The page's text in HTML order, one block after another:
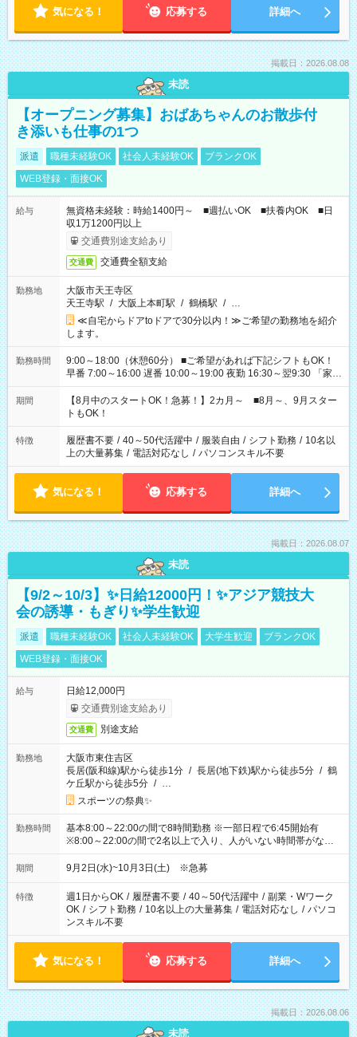
気になる！ 応募する 詳細へ
掲載日：2026.08.08
未読
【オープニング募集】おばあちゃんのお散歩付
き添いも仕事の1つ
派遣 職種未経験OK 社会人未経験OK
ブランクOK
WEB登録・面接OK
給与
無資格未経験：時給1400円～ ■週払いOK ■扶養内OK ■日
収1万1200円以上
交通費別途支給あり
交通費 交通費全額支給
勤務地
大阪市天王寺区
天王寺駅 / 大阪上本町駅 / 鶴橋駅 / …
≪自宅からドアtoドアで30分以内！≫ご希望の勤務地を紹介
します。
勤務時間
9:00～18:00（休憩60分） ■ご希望があれば下記シフトもOK！
早番 7:00～16:00 遅番 10:00～19:00 夜勤 16:30～翌9:30 「家族
と休みを合わせたい」 「余裕を持って夕飯の準備がしたい」
「できれば残業はしたくない」 など、ご希望を教えてください
ね。 ※Wワーク希望の方へ 今ご覧のお仕事で希望する勤務時間
と、もう1つのお仕事の勤務時間。 合計で週40時間を超える場
合は応募できません。
期間
【8月中のスタートOK！急募！】2カ月～ ■8月～、9月スター
トもOK！
特徴 履歴書不要 / 40～50代活躍中 / 服装自由 / シフト勤務 / 10名以
上の大量募集 / 電話対応なし / パソコンスキル不要
気になる！ 応募する 詳細へ
掲載日：2026.08.07
未読
【9/2～10/3】✨日給12000円！✨アジア競技大
会の誘導・もぎり✨学生歓迎
派遣 職種未経験OK 社会人未経験OK 大学生歓迎
ブランクOK
WEB登録・面接OK
給与
日給12,000円
交通費別途支給あり
交通費 別途支給
勤務地
大阪市東住吉区
長居(阪和線)駅から徒歩1分 / 長居(地下鉄)駅から徒歩5分 / 鶴
ケ丘駅から徒歩5分 / …
スポーツの祭典✨
勤務時間
基本8:00～22:00の間で8時間勤務 ※一部日程で6:45開始有
※8:00～22:00の間で2名以上で入り、人がいない時間帯がない
ように相方と時間を分け合うイメージです
期間 9月2日(水)~10月3日(土) ※急募
特徴 週1日からOK / 履歴書不要 / 40～50代活躍中 / 副業・Wワーク
OK / シフト勤務 / 10名以上の大量募集 / 電話対応なし / パソコ
ンスキル不要
気になる！ 応募する 詳細へ
掲載日：2026.08.06
未読